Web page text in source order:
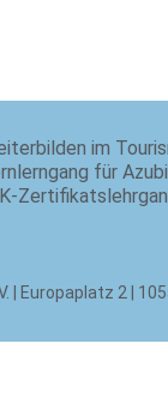
im
für
| Europaplatz 2 |